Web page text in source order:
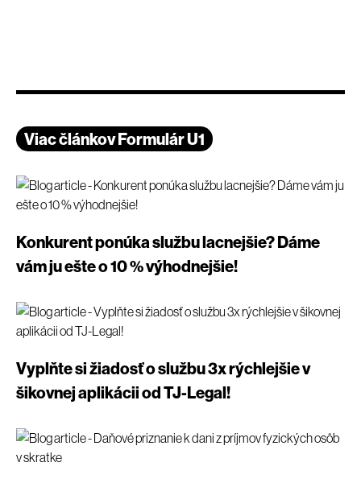
Viac článkov Formulár U1
Konkurent ponúka službu lacnejšie? Dáme
vám ju ešte o 10 % výhodnejšie!
Vyplňte si žiadosť o službu 3x rýchlejšie v
šikovnej aplikácii od TJ-Legal!